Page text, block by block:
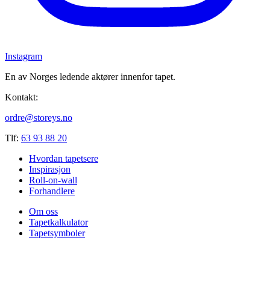
Instagram
En av Norges ledende aktører innenfor tapet.
Kontakt:
ordre@storeys.no
Tlf: 63 93 88 20
Hvordan tapetsere
Inspirasjon
Roll-on-wall
Forhandlere
Om oss
Tapetkalkulator
Tapetsymboler